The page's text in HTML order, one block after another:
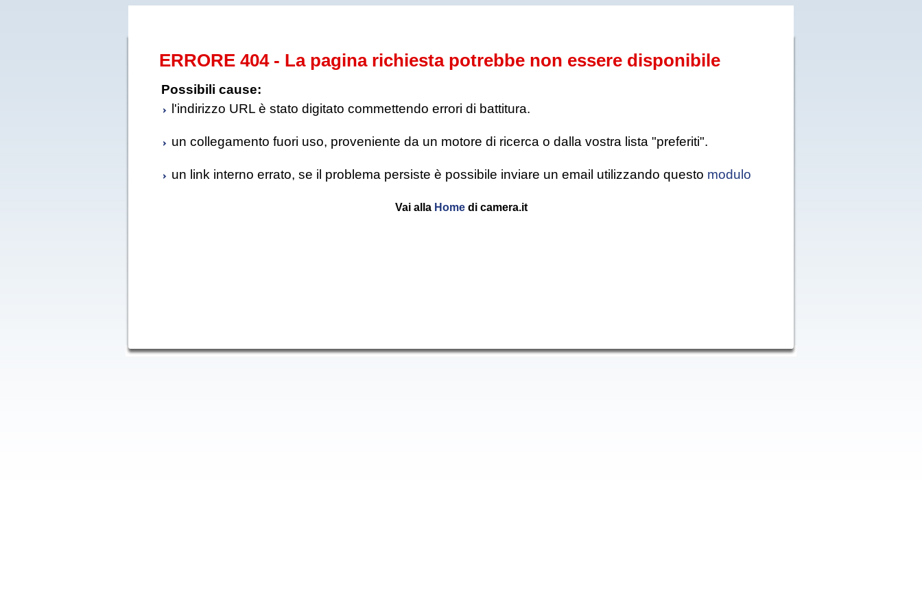
ERRORE 404 - La pagina richiesta potrebbe non essere disponibile
Possibili cause:
l'indirizzo URL è stato digitato commettendo errori di battitura.
un collegamento fuori uso, proveniente da un motore di ricerca o dalla vostra lista "preferiti".
un link interno errato, se il problema persiste è possibile inviare un email utilizzando questo modulo
Vai alla Homedi camera.it